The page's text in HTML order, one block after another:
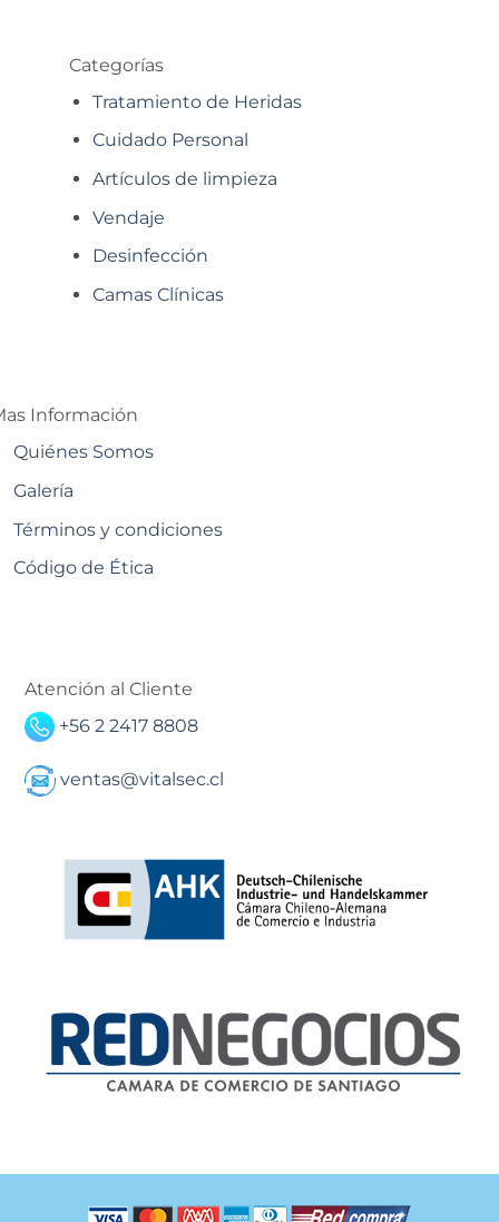
Categorías
Tratamiento de Heridas
Cuidado Personal
Artículos de limpieza
Vendaje
Desinfección
Camas Clínicas
Información
Quiénes Somos
Galería
Términos y condiciones
Código de Ética
Atención al Cliente
+56 2 2417 8808
ventas@vitalsec.cl